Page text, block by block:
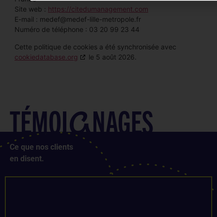
Site web : https://citedumanagement.com
E-mail : medef@medef-lille-metropole.fr
Numéro de téléphone : 03 20 99 23 44
Cette politique de cookies a été synchronisée avec
cookiedatabase.org
le 5 août 2026.
TÉMOIGNAGES
Ce que nos clients
en disent.